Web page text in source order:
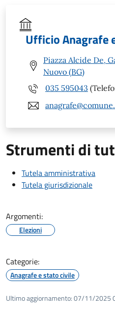
Ufficio Anagrafe
Piazza Alcide De,
Nuovo (BG)
035 595043
Strumenti di
Tutela amministrativa
Tutela giurisdizionale
Argomenti:
Elezioni
Categorie:
Anagrafe e stato civile
Ultimo aggiornamento:07/11/2025